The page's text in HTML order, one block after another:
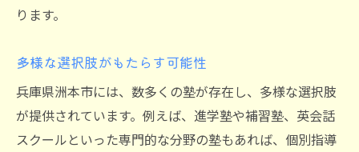
地元の社会資源と連携した学び
地域の教育水準向上への貢献
他地域にはない独自のカリキュラム
卒業生の進路実績から見る信頼性
ります。
多様な選択肢がもたらす可能性
兵庫県洲本市には、数多くの塾が存在し、多様な選択肢
が提供されています。例えば、進学塾や補習塾、英会話
スクールといった専門的な分野の塾もあれば、個別指導